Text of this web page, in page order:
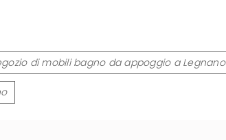
di mobili bagno da appoggio a Legnano